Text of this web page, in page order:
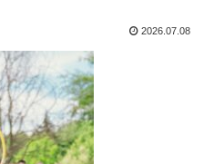
2026.07.08